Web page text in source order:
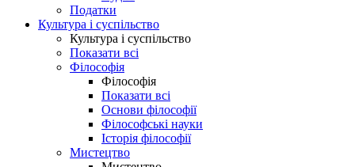
Податки
Культура і суспільство
Культура і суспільство
Показати всі
Філософія
Філософія
Показати всі
Основи філософії
Філософські науки
Історія філософії
Мистецтво